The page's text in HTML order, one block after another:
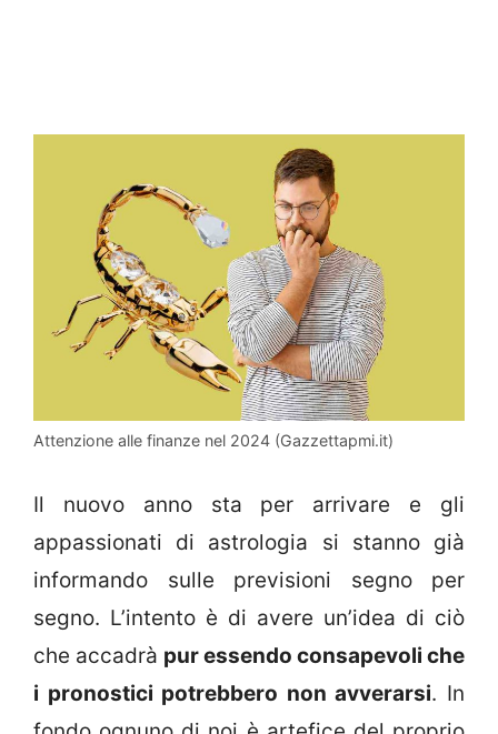
Attenzione alle finanze nel 2024 (Gazzettapmi.it)
Il nuovo anno sta per arrivare e gli
appassionati di astrologia si stanno già
informando sulle previsioni segno per
segno. L’intento è di avere un’idea di ciò
che accadrà pur essendo consapevoli che
i pronostici potrebbero non avverarsi. In